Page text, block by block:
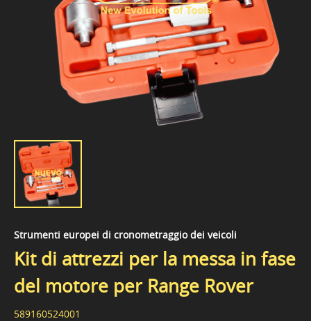
Strumenti europei di cronometraggio dei veicoli
Kit di attrezzi per la messa in fase
del motore per Range Rover
589160524001